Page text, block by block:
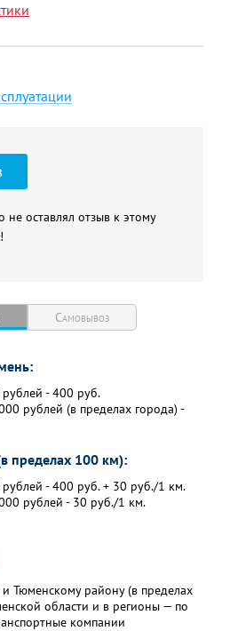
710
оставлял отзыв к этому
Самовывоз
- 400 руб.
рублей (в пределах города) -
пределах 100 км):
- 400 руб. + 30 руб./1 км.
рублей - 30 руб./1 км.
Тюменскому району (в пределах
области и в регионы — по
компании